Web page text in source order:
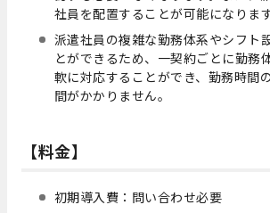
社員を配置することが可能になります
派遣社員の複雑な勤務体系やシフト
とができるため、一契約ごとに勤務
軟に対応することができ、勤務時間
間がかかりません。
【料金】
初期導入費：問い合わせ必要